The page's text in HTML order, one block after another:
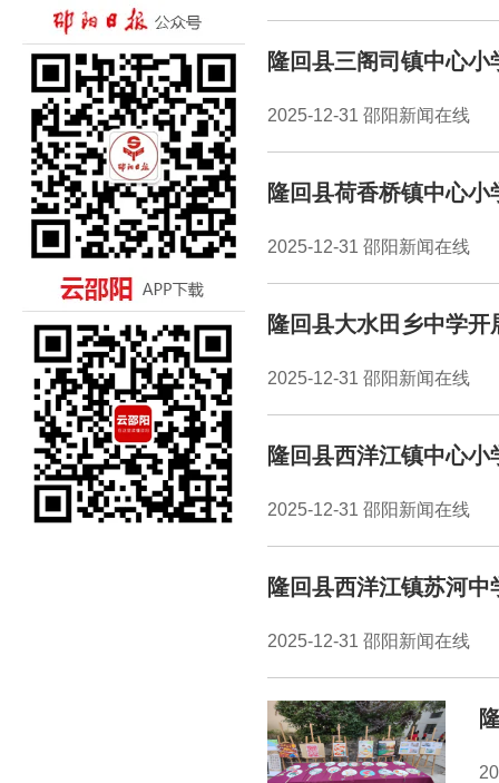
隆回县三阁司镇中心
2025-12-31 邵阳新闻在线
隆回县荷香桥镇中心
2025-12-31 邵阳新闻在线
隆回县大水田乡中学
2025-12-31 邵阳新闻在线
隆回县西洋江镇中心
2025-12-31 邵阳新闻在线
隆回县西洋江镇苏河
2025-12-31 邵阳新闻在线